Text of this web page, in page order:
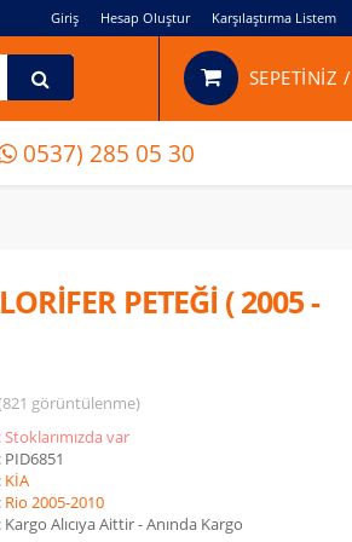
Giriş Hesap Oluştur Karşılaştırma Listem
SEPETİNİZ /
0537) 285 05 30
PETEĞİ ( 2005 -
görüntülenme)
: Stoklarımızda var
: PID6851
: KİA
: Rio 2005-2010
: Kargo Alıcıya Aittir - Anında Kargo